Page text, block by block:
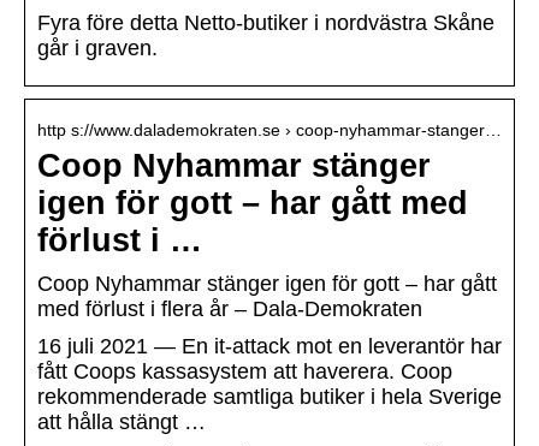
Fyra före detta Netto-butiker i nordvästra Skåne
går i graven.
http s://www.dalademokraten.se › coop-nyhammar-stanger…
Coop Nyhammar stänger
igen för gott – har gått med
förlust i …
Coop Nyhammar stänger igen för gott – har gått
med förlust i flera år – Dala-Demokraten
16 juli 2021 — En it-attack mot en leverantör har
fått Coops kassasystem att haverera. Coop
rekommenderade samtliga butiker i hela Sverige
att hålla stängt …